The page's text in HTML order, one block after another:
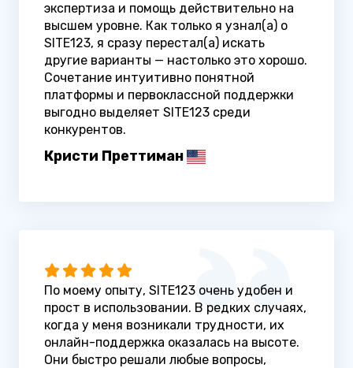
экспертиза и помощь действительно на
высшем уровне. Как только я узнал(а) о
SITE123, я сразу перестал(а) искать
другие варианты — настолько это хорошо.
Сочетание интуитивно понятной
платформы и первоклассной поддержки
выгодно выделяет SITE123 среди
конкурентов.
Кристи Преттиман
По моему опыту, SITE123 очень удобен и
прост в использовании. В редких случаях,
когда у меня возникали трудности, их
онлайн-поддержка оказалась на высоте.
Они быстро решали любые вопросы,